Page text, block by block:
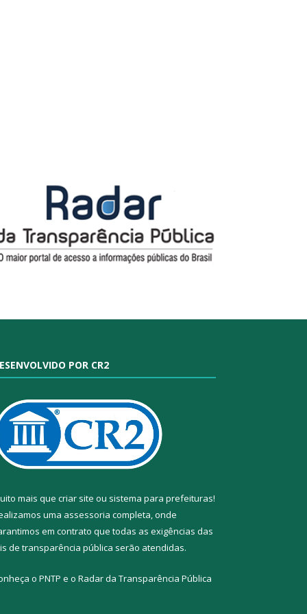
POR CR2
mais que criar site ou sistema para prefeituras!
uma assessoria completa, onde
em contrato que todas as exigências das
de transparência pública serão atendidas.
o PNTP e o Radar da Transparência Pública